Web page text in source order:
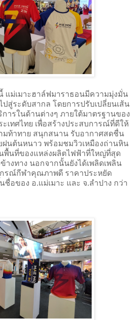
แม่เมาะฮาล์ฟมาราธอนมีความมุ่งมั่น
สู่ระดับสากล โดยการปรับเปลี่ยนเส้น
ารในด้านต่างๆ ภายใต้มาตรฐานของ
เทศไทย เพื่อสร้างประสบการณ์ที่ดีให้
มท้าทาย สนุกสนาน รับอากาศสดชื่น
ฝนต้นหนาว พร้อมชมวิวเหมืองถ่านหิน
พื้นที่ของแหล่งผลิตไฟฟ้าที่ใหญ่ที่สุด
างทาง นอกจากนั้นยังได้เพลิดเพลิน
กรณ์กีฬาคุณภาพดี ราคาประหยัด
อของ อ.แม่เมาะ และ จ.ลำปาง กว่า